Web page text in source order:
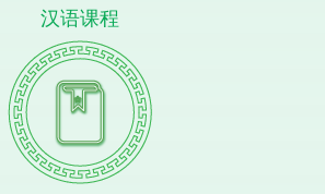
汉语课程